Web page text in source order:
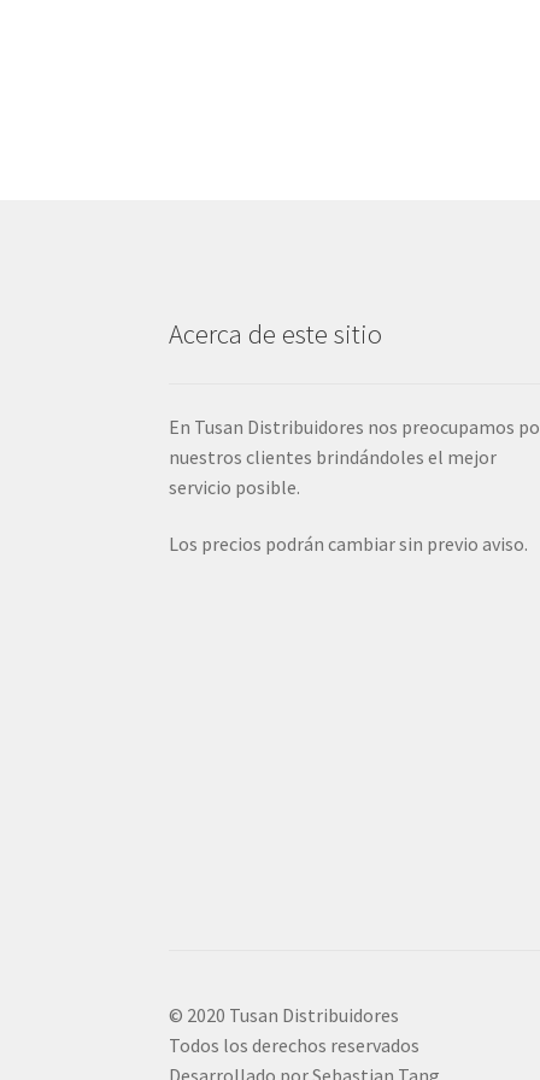
Acerca de este sitio
En Tusan Distribuidores nos preocupamos
nuestros clientes brindándoles el mejor
servicio posible.
Los precios podrán cambiar sin previo aviso.
© 2020 Tusan Distribuidores
Todos los derechos reservados